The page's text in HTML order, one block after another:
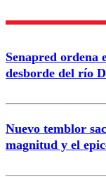
Senapred ordena
desborde del río
Nuevo temblor
magnitud y el